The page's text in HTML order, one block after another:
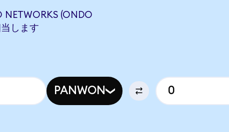
NETWORKS (ONDO
します
PANWON